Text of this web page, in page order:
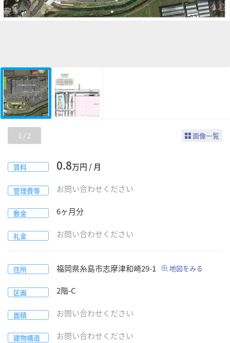
1 / 2 画像一覧
賃料 0.8万円 / 月
管理費等 お問い合わせください
敷金 6ヶ月分
礼金 お問い合わせください
住所 福岡県糸島市志摩津和崎29-1 地図をみる
区画 2階-C
面積 お問い合わせください
建物構造 お問い合わせください